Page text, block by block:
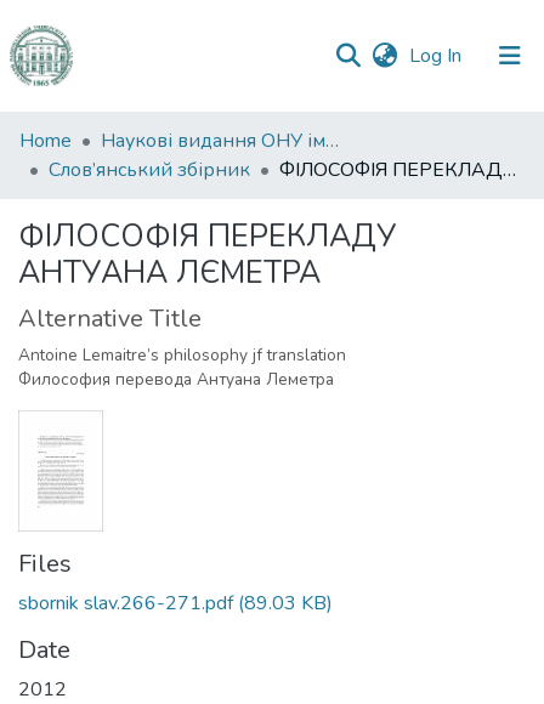
Log In (current)
Communities
&
All of DSpace
Statistics
Home
Наукові видання ОНУ імені І. І. Мечникова
Слов’янський збірник
ФІЛОСОФІЯ ПЕРЕКЛАДУ АНТУАНА ЛЄМЕТРА
ФІЛОСОФІЯ ПЕРЕКЛАДУ
АНТУАНА ЛЄМЕТРА
Alternative Title
Antoine Lemaitre’s philosophy jf translation
Философия перевода Антуана Леметра
Files
sbornik slav.266-271.pdf(89.03 KB)
Date
2012